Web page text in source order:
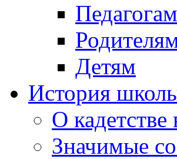
Педагогам
Детям
История
О
Значимые